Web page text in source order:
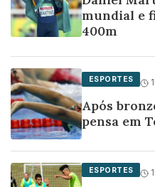
mundial e
400m
ESPORTES
Após
pensa em
ESPORTES